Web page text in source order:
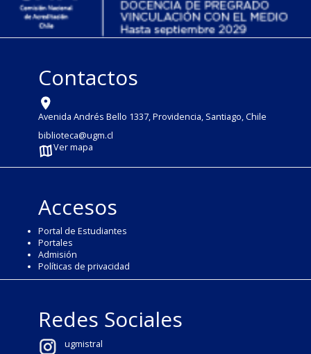
Contactos
Avenida Andrés Bello 1337, Providencia, Santiago, Chile
biblioteca@ugm.cl
Ver mapa
Accesos
Portal de Estudiantes
Portales
Admisión
Políticas de privacidad
Redes Sociales
ugmistral